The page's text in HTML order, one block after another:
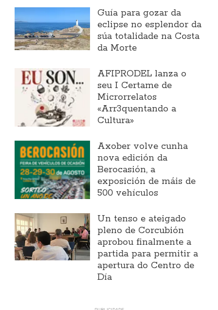
Guía para gozar da
eclipse no esplendor da
súa totalidade na Costa
da Morte
AFIPRODEL lanza o
seu I Certame de
Microrrelatos
«Arr3quentando a
Cultura»
Axober volve cunha
nova edición da
Berocasión, a
exposición de máis de
500 vehículos
Un tenso e ateigado
pleno de Corcubión
aprobou finalmente a
partida para permitir a
apertura do Centro de
Día